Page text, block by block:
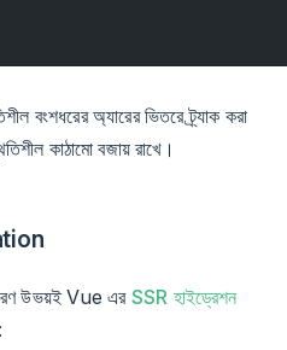
বংশধরের অ্যারের ভিতরে ট্র্যাক করা
কাঠামো বজায় রাখে।
উভয়ই Vue এর SSR হাইড্রেশন